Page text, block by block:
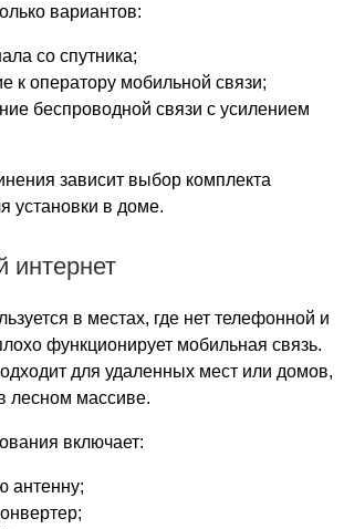
вариантов:
со спутника;
к оператору мобильной связи;
беспроводной связи с усилением
зависит выбор комплекта
установки в доме.
интернет
в местах, где нет телефонной и
функционирует мобильная связь.
для удаленных мест или домов,
лесном массиве.
включает:
антенну;